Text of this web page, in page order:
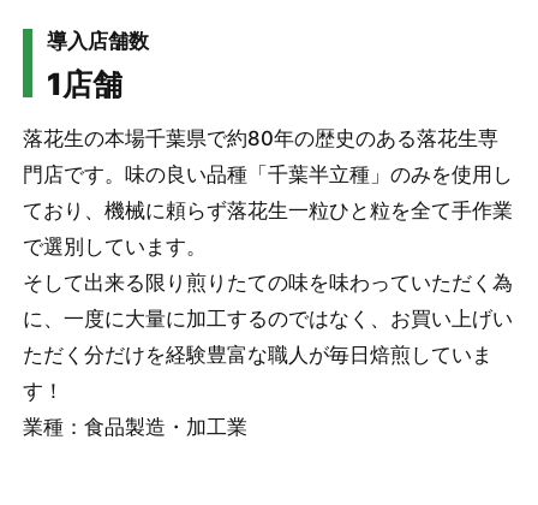
導入店舗数
1店舗
落花生の本場千葉県で約80年の歴史のある落花生専
門店です。味の良い品種「千葉半立種」のみを使用し
ており、機械に頼らず落花生一粒ひと粒を全て手作業
で選別しています。
そして出来る限り煎りたての味を味わっていただく為
に、一度に大量に加工するのではなく、お買い上げい
ただく分だけを経験豊富な職人が毎日焙煎していま
す！
業種：食品製造・加工業